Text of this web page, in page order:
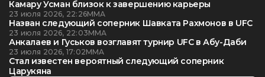
Камару Усман близок к завершению карьеры
23 июля 2026, 22:26ММА
Назван следующий соперник Шавката Рахмонов в UFC
23 июля 2026, 22:03ММА
Анкалаев и Гуськов возглавят турнир UFC в Абу-Даби
23 июля 2026, 17:02ММА
Стал известен вероятный следующий соперник
Царукяна